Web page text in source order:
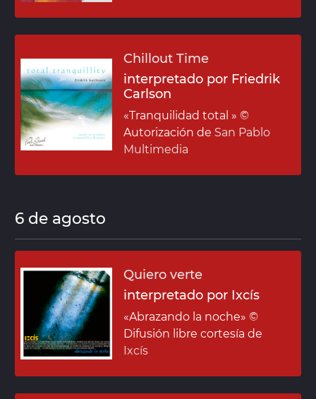
Chillout Time
interpretado por Friedrik
Carlson
«Tranquilidad total » ©
Autorización de San Pablo
Multimedia
6 de agosto
Quiero verte
interpretado por Ixcís
«Abrazando la noche» ©
Difusión libre cortesía de
Ixcís